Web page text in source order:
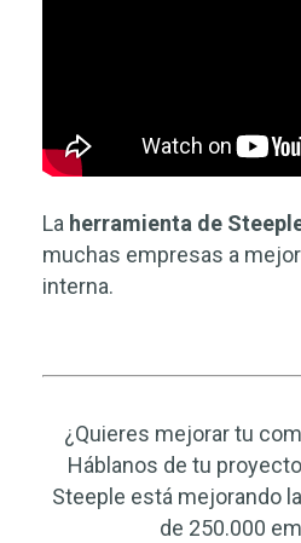
La herramienta de
muchas empresas a
interna.
¿Quieres mejorar tu
Háblanos de tu
Steeple está mejorando
de 250.000